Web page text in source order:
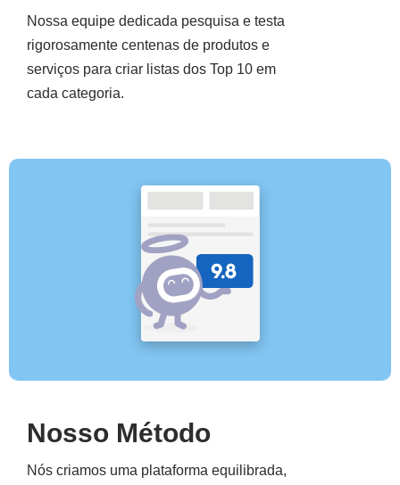
Nossa equipe dedicada pesquisa e testa
rigorosamente centenas de produtos e
serviços para criar listas dos Top 10 em
cada categoria.
Nosso Método
Nós criamos uma plataforma equilibrada,